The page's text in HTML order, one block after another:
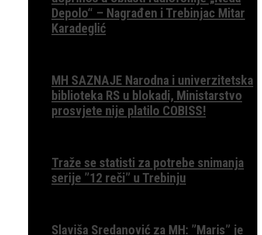
Depolo“ – Nagrađen i Trebinjac Mitar
Karadeglić
MH SAZNAJE Narodna i univerzitetska
biblioteka RS u blokadi, Ministarstvo
prosvjete nije platilo COBISS!
Traže se statisti za potrebe snimanja
serije ”12 reči” u Trebinju
Slaviša Sredanović za MH: ”Maris” je